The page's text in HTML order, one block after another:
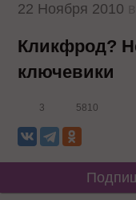
22 Ноября 2010
Кликфрод?
ключевики
3 5810